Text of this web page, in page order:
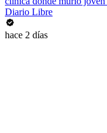
Diario Libre
hace 2 días